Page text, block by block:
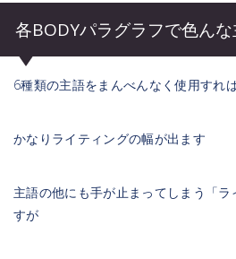
各BODYパラグラフで色んな
6種類の主語をまんべんなく使用すれ
かなりライティングの幅が出ます
主語の他にも手が止まってしまう「
すが